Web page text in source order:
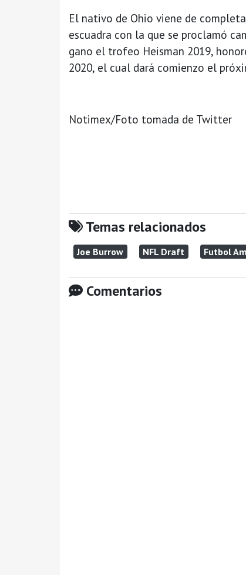
El nativo de Ohio viene de
escuadra con la que se proclamó
gano el trofeo Heisman 2019,
2020, el cual dará comienzo el
Notimex/Foto tomada de Twitter
Temas relacionados
Joe Burrow NFL Draft Futbol
Comentarios